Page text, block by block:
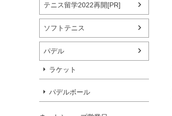
テニス留学2022再開[PR]
ソフトテニス
パデル
ラケット
パデルボール